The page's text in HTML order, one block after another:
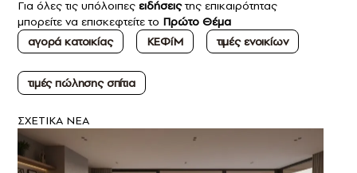
Για όλες τις υπόλοιπες ειδήσειςτης επικαιρότητας
μπορείτε να επισκεφτείτε το Πρώτο Θέμα
αγορά κατοικίας
ΚΕΦίΜ τιμές ενοικίων
τιμές πώλησης σπίτια
ΣXETIKA NEA